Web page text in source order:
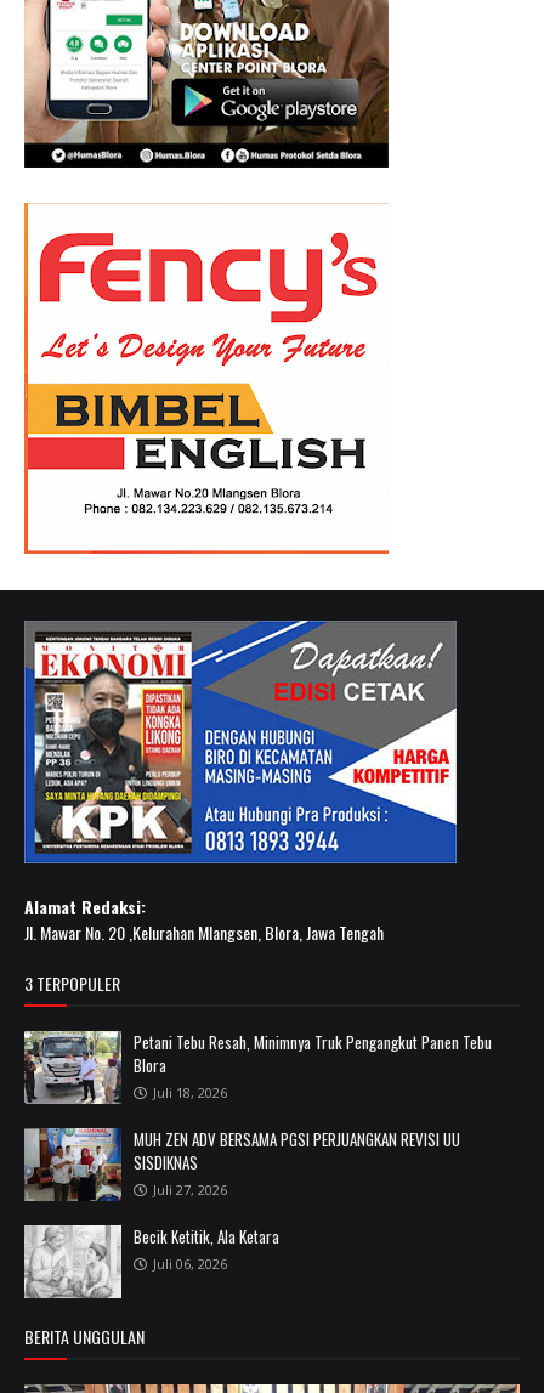
Alamat Redaksi:
Jl. Mawar No. 20 ,Kelurahan Mlangsen, Blora, Jawa Tengah
3 TERPOPULER
Petani Tebu Resah, Minimnya Truk Pengangkut Panen Tebu
Blora
Juli 18, 2026
MUH ZEN ADV BERSAMA PGSI PERJUANGKAN REVISI UU
SISDIKNAS
Juli 27, 2026
Becik Ketitik, Ala Ketara
Juli 06, 2026
BERITA UNGGULAN